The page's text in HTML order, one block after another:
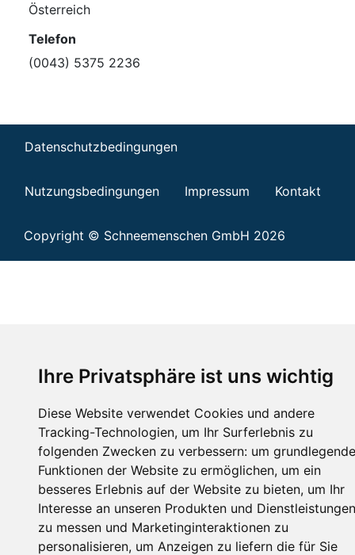
Ihre Privatsphäre ist uns wichtig
Diese Website verwendet Cookies und andere
Tracking-Technologien, um Ihr Surferlebnis zu
folgenden Zwecken zu verbessern: um grundlegende
Funktionen der Website zu ermöglichen, um ein
besseres Erlebnis auf der Website zu bieten, um Ihr
Interesse an unseren Produkten und Dienstleistungen
zu messen und Marketinginteraktionen zu
personalisieren, um Anzeigen zu liefern die für Sie
Österreich
Telefon
(0043) 5375 2236
Datenschutzbedingungen
Nutzungsbedingungen Impressum Kontakt
Copyright © Schneemenschen GmbH 2026